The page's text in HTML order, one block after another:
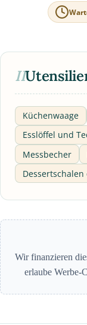
II
Küchenwaage
Esslöffel und
Messbecher
Wir finanzieren
erlaube Werbe-